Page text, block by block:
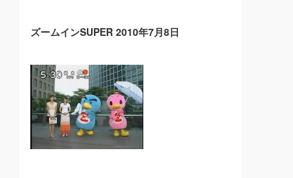
ズームインSUPER 2010年7月8日